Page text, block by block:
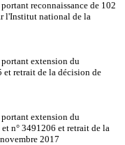
reconnaissance de 102
l'Institut national de la
extension du
et retrait de la décision de
extension du
n° 3491206 et retrait de la
2017